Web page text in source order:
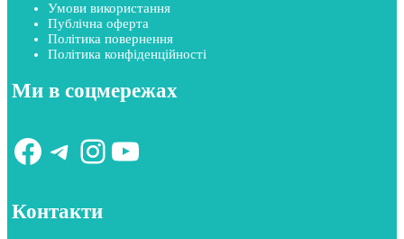
Умови використання
Публічна оферта
Політика повернення
Політика конфіденційності
Ми в соцмережах
Facebook
Telegram
Instagram
YouTube
Контакти